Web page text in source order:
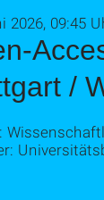
/
2026, 09:45